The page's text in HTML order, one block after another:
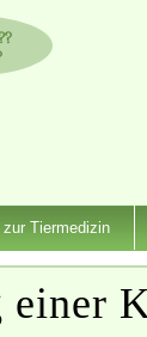
Tiermedizin
einer